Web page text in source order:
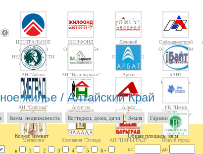
ЦЕНТРАЛЬНОЕ
АГЕНТСТВО
НЕДВИЖИМОСТИ
Объектов: 10
ЖИЛФОНД
Объектов: 14754
Деловой
Новосибирск
Объектов: 1362
Сибакадемстрой
Объектов: 10084
АН "Афина
Паллада"
АН "Ваш вариант" Арбат
БАЙТ
недвижимость
АН "Сибград"
Агент по
Альфа
РК "Центр
недвижимости"
Мегаполис
Компания "Эллада
2000"
АН "ЦАРЬГРАД" Новый город
жилье / Алтайский Край
Комм. недвижимость Коттеджи, дома, дачи Земля Гаражи
Кол-во комнат Общая площадь, кв.м.
к 1 2 3 4 5 6+ от до